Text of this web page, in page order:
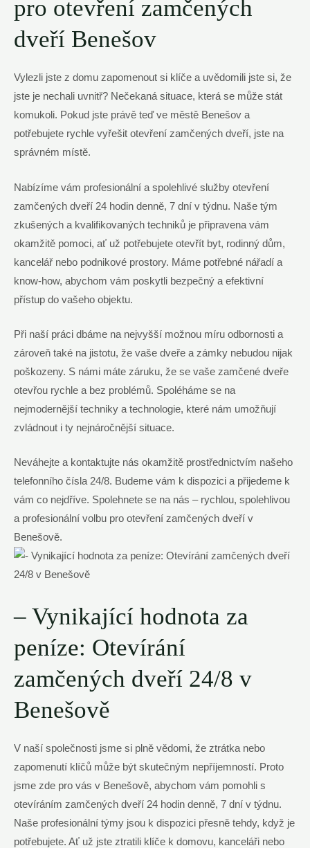
pro otevření zamčených
dveří Benešov
Vylezli jste z domu zapomenout si klíče a uvědomili jste si, že
jste je nechali uvnitř? Nečekaná situace, která se může stát
komukoli. Pokud jste právě teď ve městě Benešov a
potřebujete rychle vyřešit otevření zamčených dveří, jste na
správném místě.
Nabízíme vám profesionální a spolehlivé služby otevření
zamčených dveří 24 hodin denně, 7 dní v týdnu. Naše tým
zkušených a kvalifikovaných techniků je připravena vám
okamžitě pomoci, ať už potřebujete otevřít byt, rodinný dům,
kancelář nebo podnikové prostory. Máme potřebné nářadí a
know-how, abychom vám poskytli bezpečný a efektivní
přístup do vašeho objektu.
Při naší práci dbáme na nejvyšší možnou míru odbornosti a
zároveň také na jistotu, že vaše dveře a zámky nebudou nijak
poškozeny. S námi máte záruku, že se vaše zamčené dveře
otevřou rychle a bez problémů. Spoléháme se na
nejmodernější techniky a technologie, které nám umožňují
zvládnout i ty nejnáročnější situace.
Neváhejte a kontaktujte nás okamžitě prostřednictvím našeho
telefonního čísla 24/8. Budeme vám k dispozici a přijedeme k
vám co nejdříve. Spolehnete se na nás – rychlou, spolehlivou
a profesionální volbu pro otevření zamčených dveří v
Benešově.
– Vynikající hodnota za
peníze: Otevírání
zamčených dveří 24/8 v
Benešově
V naší společnosti jsme si plně vědomi, že ztrátka nebo
zapomenutí klíčů může být skutečným nepříjemností. Proto
jsme zde pro vás v Benešově, abychom vám pomohli s
otevíráním zamčených dveří 24 hodin denně, 7 dní v týdnu.
Naše profesionální týmy jsou k dispozici přesně tehdy, když je
potřebujete. Ať už jste ztratili klíče k domovu, kanceláři nebo